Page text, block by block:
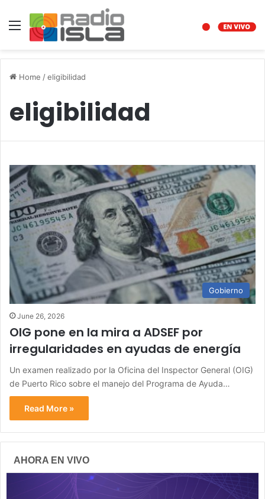
Menu
Home /eligibilidad
eligibilidad
Gobierno
June 26, 2026
OIG pone en la mira a ADSEF por
irregularidades en ayudas de energía
Un examen realizado por la Oficina del Inspector General (OIG)
de Puerto Rico sobre el manejo del Programa de Ayuda…
Read More »
AHORA EN VIVO